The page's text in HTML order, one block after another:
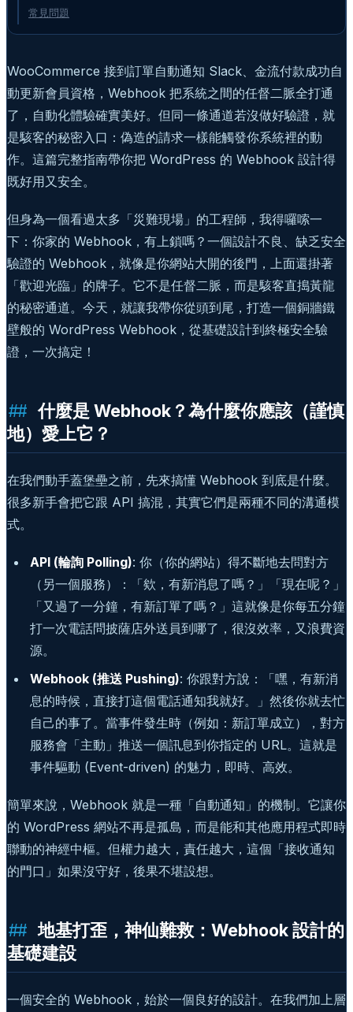
常見問題
WooCommerce 接到訂單自動通知 Slack、金流付款成功自
動更新會員資格，Webhook 把系統之間的任督二脈全打通
了，自動化體驗確實美好。但同一條通道若沒做好驗證，就
是駭客的秘密入口：偽造的請求一樣能觸發你系統裡的動
作。這篇完整指南帶你把 WordPress 的 Webhook 設計得
既好用又安全。
但身為一個看過太多「災難現場」的工程師，我得囉嗦一
下：你家的 Webhook，有上鎖嗎？一個設計不良、缺乏安全
驗證的 Webhook，就像是你網站大開的後門，上面還掛著
「歡迎光臨」的牌子。它不是任督二脈，而是駭客直搗黃龍
的秘密通道。今天，就讓我帶你從頭到尾，打造一個銅牆鐵
壁般的 WordPress Webhook，從基礎設計到終極安全驗
證，一次搞定！
什麼是 Webhook？為什麼你應該（謹慎
地）愛上它？
在我們動手蓋堡壘之前，先來搞懂 Webhook 到底是什麼。
很多新手會把它跟 API 搞混，其實它們是兩種不同的溝通模
式。
API (輪詢 Polling): 你（你的網站）得不斷地去問對方
（另一個服務）：「欸，有新消息了嗎？」「現在呢？」
「又過了一分鐘，有新訂單了嗎？」這就像是你每五分鐘
打一次電話問披薩店外送員到哪了，很沒效率，又浪費資
源。
Webhook (推送 Pushing): 你跟對方說：「嘿，有新消
息的時候，直接打這個電話通知我就好。」然後你就去忙
自己的事了。當事件發生時（例如：新訂單成立），對方
服務會「主動」推送一個訊息到你指定的 URL。這就是
事件驅動 (Event-driven) 的魅力，即時、高效。
簡單來說，Webhook 就是一種「自動通知」的機制。它讓你
的 WordPress 網站不再是孤島，而是能和其他應用程式即時
聯動的神經中樞。但權力越大，責任越大，這個「接收通知
的門口」如果沒守好，後果不堪設想。
地基打歪，神仙難救：Webhook 設計的
基礎建設
一個安全的 Webhook，始於一個良好的設計。在我們加上層